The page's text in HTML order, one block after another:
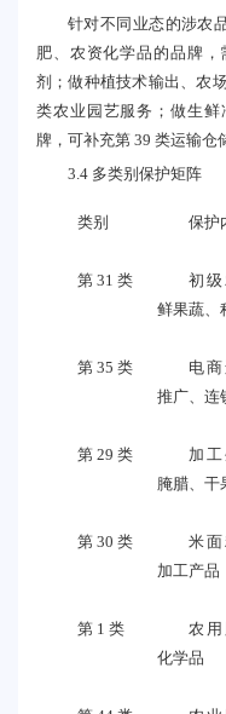
针对不同业态的涉农
肥、农资化学品的品牌
剂；做种植技术输出、农
类农业园艺服务；做生
牌，可补充第 39 类运输仓
3.4 多类别保护矩阵
类别 保护
第 31 类
初
鲜果蔬、
第 35 类
电
推广、连
第 29 类
加
腌腊、干
第 30 类
米
加工产品
第 1 类
农
化学品